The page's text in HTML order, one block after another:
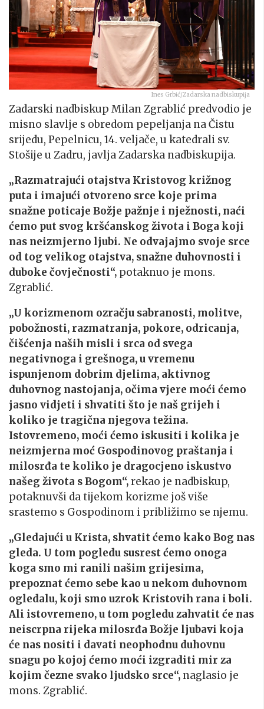
Ines Grbić/Zadarska nadbiskupija
Zadarski nadbiskup Milan Zgrablić predvodio je
misno slavlje s obredom pepeljanja na Čistu
srijedu, Pepelnicu, 14. veljače, u katedrali sv.
Stošije u Zadru, javlja Zadarska nadbiskupija.
„Razmatrajući otajstva Kristovog križnog
puta i imajući otvoreno srce koje prima
snažne poticaje Božje pažnje i nježnosti, naći
ćemo put svog kršćanskog života i Boga koji
nas neizmjerno ljubi. Ne odvajajmo svoje srce
od tog velikog otajstva, snažne duhovnosti i
duboke čovječnosti“, potaknuo je mons.
Zgrablić.
„U korizmenom ozračju sabranosti, molitve,
pobožnosti, razmatranja, pokore, odricanja,
čišćenja naših misli i srca od svega
negativnoga i grešnoga, u vremenu
ispunjenom dobrim djelima, aktivnog
duhovnog nastojanja, očima vjere moći ćemo
jasno vidjeti i shvatiti što je naš grijeh i
koliko je tragična njegova težina.
Istovremeno, moći ćemo iskusiti i kolika je
neizmjerna moć Gospodinovog praštanja i
milosrđa te koliko je dragocjeno iskustvo
našeg života s Bogom“,rekao je nadbiskup,
potaknuvši da tijekom korizme još više
srastemo s Gospodinom i približimo se njemu.
„Gledajući u Krista, shvatit ćemo kako Bog nas
gleda. U tom pogledu susrest ćemo onoga
koga smo mi ranili našim grijesima,
prepoznat ćemo sebe kao u nekom duhovnom
ogledalu, koji smo uzrok Kristovih rana i boli.
Ali istovremeno, u tom pogledu zahvatit će nas
neiscrpna rijeka milosrđa Božje ljubavi koja
će nas nositi i davati neophodnu duhovnu
snagu po kojoj ćemo moći izgraditi mir za
kojim čezne svako ljudsko srce“, naglasio je
mons. Zgrablić.